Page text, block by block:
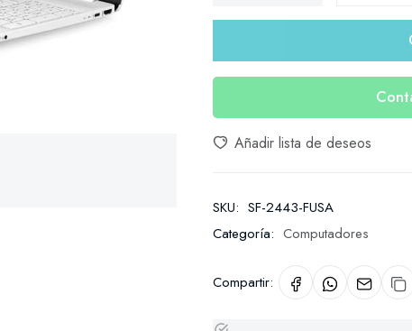
Añadir lista de deseos
SKU: SF-2443-FUSA
Categoría: Computadores
Compartir: